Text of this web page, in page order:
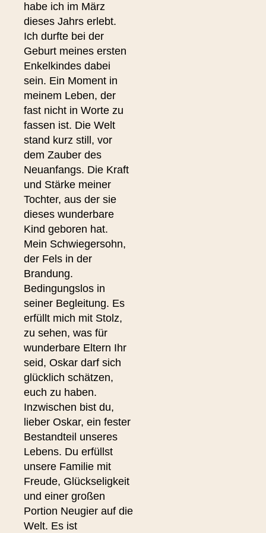
habe ich im März
dieses Jahrs erlebt.
Ich durfte bei der
Geburt meines ersten
Enkelkindes dabei
sein. Ein Moment in
meinem Leben, der
fast nicht in Worte zu
fassen ist. Die Welt
stand kurz still, vor
dem Zauber des
Neuanfangs. Die Kraft
und Stärke meiner
Tochter, aus der sie
dieses wunderbare
Kind geboren hat.
Mein Schwiegersohn,
der Fels in der
Brandung.
Bedingungslos in
seiner Begleitung. Es
erfüllt mich mit Stolz,
zu sehen, was für
wunderbare Eltern Ihr
seid, Oskar darf sich
glücklich schätzen,
euch zu haben.
Inzwischen bist du,
lieber Oskar, ein fester
Bestandteil unseres
Lebens. Du erfüllst
unsere Familie mit
Freude, Glückseligkeit
und einer großen
Portion Neugier auf die
Welt. Es ist